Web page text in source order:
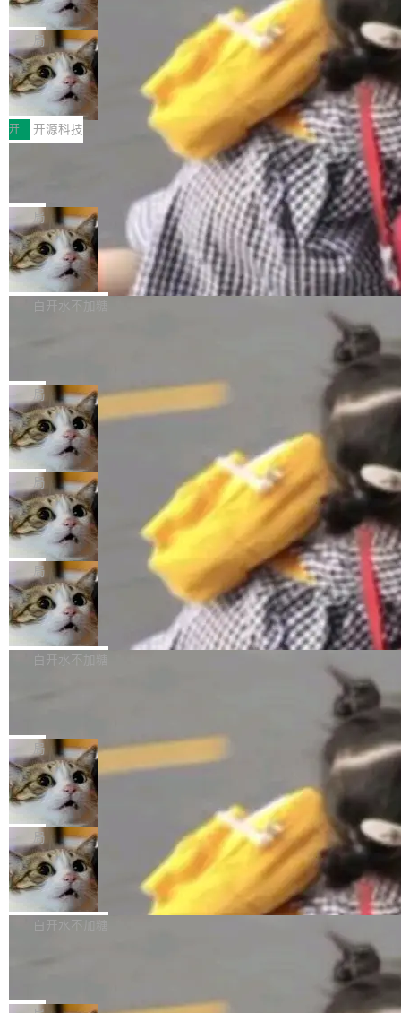
（<a href="https://bugzilla.mozilla.org/show_
bug.cgi?id=204...
orkers 跑了十年 Isolate。用 CEO Matthew Pri
nce 的话说：「我们一生都在用 Isolate 运行代
码，而 AI Agent 不需要容器，它们需要的是 Iso
late。」 容器为什么不合适 容器的问题在于启动
和销毁都太重了。一个 Agent 要执行的任务可能
只需要几毫秒的 CPU 时间，但容器从冷启动到
就绪要花数秒。如果未来有十...
诉讼，称“Apple is getting this wron
g”
上个月，苹果一纸诉状把 OpenAI 告上法庭，指
控其挖角苹果前员工并窃取商业秘密。苹果的诉
状把 OpenAI 描述成一个系统性地从前东家挖
人、套取机密信息的对手。 OpenAI 没发律师
函，也没选择庭外沉默。它在官网贴了一篇博
文，标题只有六个字：Apple is getting this wro
ng。 然后，它把邮件往来和 iMessage 聊天记
录全贴了出来。 他发错人了 苹果外部律师 Gabr
iel Gross 来自 Weil 律所，2 月 23 日下午 5:53
给 OpenAI 总法律顾问 Che Chang 发了封邮
件，附了一封长信，要求 OpenAI 配合调查前苹
果员工带走机密信...
局
HUAWEI MatePad Edge上架WorkBu
ddy鸿蒙PC版，说话就能干活的AI办公
搭子
全能AI工作台WorkBuddy鸿蒙PC版上架HUAWE
I MatePad Edge应用市场，直接下载即可使
用，与鸿蒙电脑上的体验一致。值得一提的是，
这是目前市面上唯一支持平板接入WorkBuddy P
C版的产品，搭载“人机双写”重磅功能——你写
你的，AI写AI的，同屏协作互不干扰。一句话让
AI帮你干活，现在开启全新体验！ 温馨提示：
体验WorkBuddy鸿蒙PC版前，请将 HUAWEI M
atePad Edge 升级至 HarmonyOS 6.1.0.135S
P9 patch03及以上版本。 *升级路径：设置 > 搜
开 开源科技
FFmpeg 9.0 发布：代号“Lei”，以此纪
全球知名开源多媒体框架 FFmpeg 今天正式发
布了 9.0 版本。这个版本除了带来新一代音视频
处理能力和硬件加速支持之外，还有一个特殊之
处：FFmpeg 9.0 的代号是“Lei”。 这个名字，
来自中国开发者雷霄骅（Lei Xiaohua）。 对于
很多中国音视频开发者而言，这个名字并不陌
“启蒙老师”。 而今年，恰好是雷霄骅离世十周
年。FFmpeg 社区最终选择用一个大版本的名
字，留下了这份纪念。 雷霄骅曾是中国传媒大学
数字电视技术方向的博士生，长期从事视频、音
频技...
局
亚马逊成本失控：AI 写代码烧掉 1215
万元，超预算 860%
外媒近日曝光了亚马逊的多份内部报告显示，AI
导致公司在多个项目上超支。《金融时报》报道
编写程序，目标是完成电商平台作者信息与商品
列表的数据匹配 —— 一项常规的数据处理任
务，最终却产生了 180 万美元的账单，实际支出
超出原定预算 860%。 更令人意外的是，该项目
最终并未成功落地，而高额算力消耗持续运行长
达 5 个月，公司直到财务对账时才察觉异常。这
意味着一个无人看管的 AI 程序，在近半年时间
里日夜不停地"烧钱"。 复盘显示，...
白开水不加糖
e CEO Clément Delangue 在 CNBC 的采访里
没有拐弯抹角。他说中国正在赢得 AI 竞赛，而
且按目前的速度，中国 AI 工具预计在今年底或
2027 年就能追上美国前沿实验室的水平。 Dela
ngue 把原因归结为一件事：开放协作。中国的
AI 开发者在一个共享和协作的生态里加速迭代，
而美国模型厂商在"闭门造车"。他的原话是 "buil
ding in silos"——各自为战，互不通气。 这个判
断从他嘴里说出来分量不同。Hugging Face 是
全球最大的开源 AI 平台，上面跑着上百万个模
型。谁在开源赛道上领先，...
局
当 AI agent 把源码变成了最好的扩展系
统，开发者工具必须开源
五年前，David Crawshaw 问过很多软件工程师
一个问题：你写过什么给自己用的程序？答案几
乎都是没有。工程师们整天用别人写的程序写程
序给别人用。偶尔有人自己写个博客系统、智能
家居控制、家庭实验室，都算稀奇事。 Crawsh
aw 是 Shelley 的作者，一个开源 AI coding age
nt。他最近在博客上写了一篇文章，核心论点很
简单：开发者工具必须开源。 理由不是传统的自
由软件情怀，而是一个跟 AI agent 直接相关的
技术判断。 两行 prompt 就能个性化任何软件 C
局
DeepSeek Harness 宣布内测邀请，全
网最大规模开源 Agent 路演现场诞生
一条内测招募帖，发出去的时候大概没人想到它
会变成一场开源 Agent 生态的路演。 8月1日，
DeepSeek Harness 团队负责人崔添翼（tiany
i）在 X 上发帖： 「如果你是 Agent Harness 相
关开源项目的开发者，希望参加 DeepSeek Har
ness 的内测，可以回复或私信联系我。请附上
Harness 负责把能力落到真实环境中——调用工
具、读写文件、管理上下文、处理错误、完成闭
环。崔添翼招人的标...
局
商汤 SenseNova U1.5-Lite-Preview
开源
商汤科技宣布面向社区开源轻量级统一多模态模
型的预览版本 SenseNova U1.5-Lite-Preview。
理解、推理、生成与编辑，还仅以 8B-MoT 的轻
量大小，将能力推进到4K、更精细的真实质感、
更复杂的视觉控制和可持续迭代编辑。 相比 U
1，U1.5-Lite-Preview 在以下方向上带来了显著
提升： 原生支持4K图像生成； 更精细的局部纹
理、细节与真实世界质感； 更准确的中英文文字
生成与复杂版式组织； 更稳定的图...
白开水不加糖
nap。这次是 hwctl——一个用来检查 Ubuntu
硬件认证状态的命令行工具。 Canonical 工程师
Alan Griffiths 在邮件列表中说得很直白：「hwc
tl 是一个 Ubuntu 专有的包，它和它的依赖项都
是 Ubuntu 专有的，不会用在其他发行版上。」
所以 deb 版本的受众实际上为零。既然只有 Ub
untu 用户在用，那用 snap 打包就没什么可纠结
的。 从 deb 到 snap 的迁移路径 hwctl 是 rust-
hwlib 硬件 API 库的一部分，命令行工具负责查
局
Dario Amodei 担心新人来 Anthropic
只为金钱，不为使命
顶级 AI 研究员在两家公司之间来回跳，中间只
隔了几天。 Lilian Weng 上周刚宣布因健康原因
离开 Thinking Machines Lab，说自己作为联合
创始人的角色「太累了」。几天后，The Inform
ation 就曝出她将重回 OpenAI，负责递归自我
改进方向的研究。她是 Thinking Machines 过
一在人才争夺战中失血的公司。六月，Google
局
FFmpeg 9.0 发布
FFmpeg 9.0 现已发布，包含多项改进。官方更
新日志列出的 9.0 版本主要更新内容如下： 扩
er HE-AAC 960 解码 (DAB+) transpose_cuda
白开水不加糖